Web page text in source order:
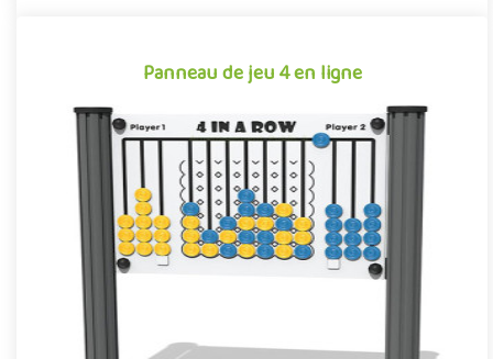
Panneau de jeu 4 en ligne
Panneau de jeu 4 en ligne
Le 4 en ligne est un panneau d’activité pour aire de jeux
extérieure reprenant le principe du célèbre jeu de société
Puissanc..